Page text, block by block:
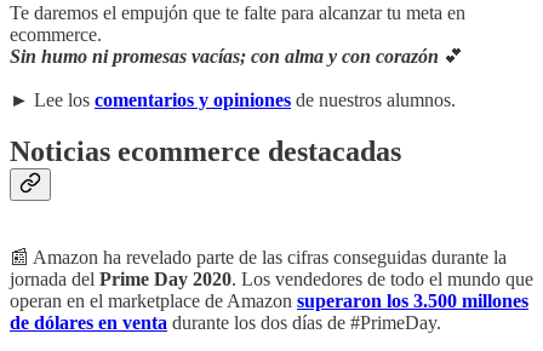
Te daremos el empujón que te falte para alcanzar tu meta en
ecommerce.
Sin humo ni promesas vacías; con alma y con corazón 💕
► Lee los comentarios y opiniones de nuestros alumnos.
Noticias ecommerce destacadas
📰 Amazon ha revelado parte de las cifras conseguidas durante la
jornada del Prime Day 2020. Los vendedores de todo el mundo que
operan en el marketplace de Amazon superaron los 3.500 millones
de dólares en venta durante los dos días de #PrimeDay.